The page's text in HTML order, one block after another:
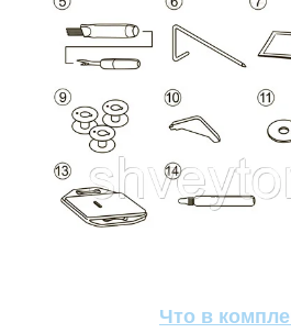
Что в